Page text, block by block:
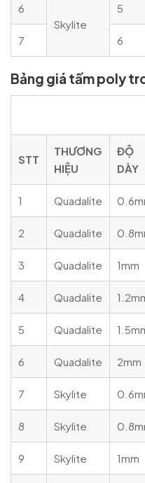
6
Skylite
5
7 6
Bảng giá tấm poly
STT
THƯƠNG
HIỆU
ĐỘ
DÀY
1 Quadalite
2 Quadalite
3 Quadalite 1mm
4 Quadalite
5 Quadalite
6 Quadalite 2mm
7 Skylite
8 Skylite
9 Skylite 1mm